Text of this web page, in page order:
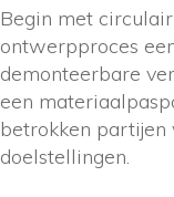
Begin met
ontwerpproces
demonteerbare
een
betrokken partijen
doelstellingen.